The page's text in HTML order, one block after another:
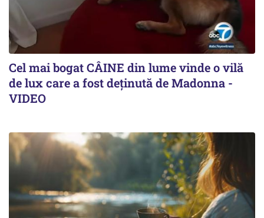
Cel mai bogat CÂINE din lume vinde o vilă
de lux care a fost deținută de Madonna -
VIDEO